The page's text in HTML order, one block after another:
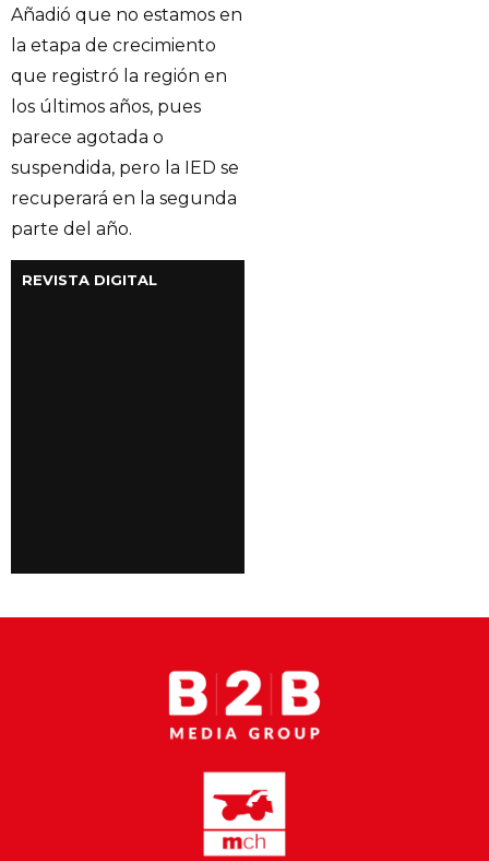
Añadió que no estamos en
la etapa de crecimiento
que registró la región en
los últimos años, pues
parece agotada o
suspendida, pero la IED se
recuperará en la segunda
parte del año.
REVISTA DIGITAL